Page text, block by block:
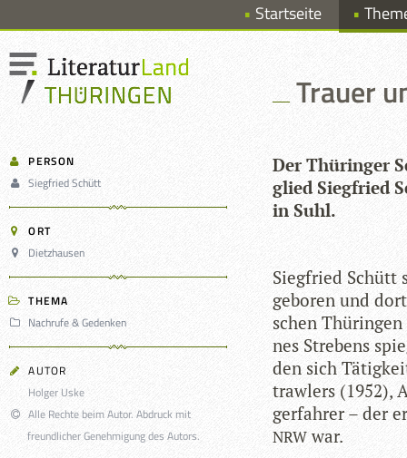
Startseite
Trauer
PERSON
Siegfried Schütt
ORT
Dietzhausen
THEMA
Nachrufe & Gedenken
AUTOR
Holger Uske
Alle Rechte beim Autor. Abdruck mit
freundlicher Genehmigung des Autors.
Der Thü­rin­ger
glied Sieg­fried
in Suhl.
Sieg­fried Schütt
gebo­ren und
schen
nes Stre­bens
den sich
traw­lers (1952),
ger­fah­rer – der
NRW war.